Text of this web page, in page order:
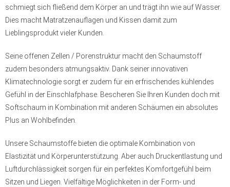
schmiegt sich fließend dem Körper an und trägt ihn wie auf Wasser.
Dies macht Matratzenauflagen und Kissen damit zum
Lieblingsprodukt vieler Kunden.
Seine offenen Zellen / Porenstruktur macht den Schaumstoff
zudem besonders atmungsaktiv. Dank seiner innovativen
Klimatechnologie sorgt er zudem für ein erfrischendes kühlendes
Gefühl in der Einschlafphase. Bescheren Sie Ihren Kunden doch mit
Softschaum in Kombination mit anderen Schäumen ein absolutes
Plus an Wohlbefinden.
Unsere Schaumstoffe bieten die optimale Kombination von
Elastizität und Körperunterstützung. Aber auch Druckentlastung und
Luftdurchlässigkeit sorgen für ein perfektes Komfortgefühl beim
Sitzen und Liegen. Vielfältige Möglichkeiten in der Form- und